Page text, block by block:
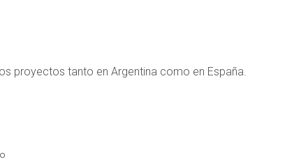
proyectos tanto en Argentina como en España.